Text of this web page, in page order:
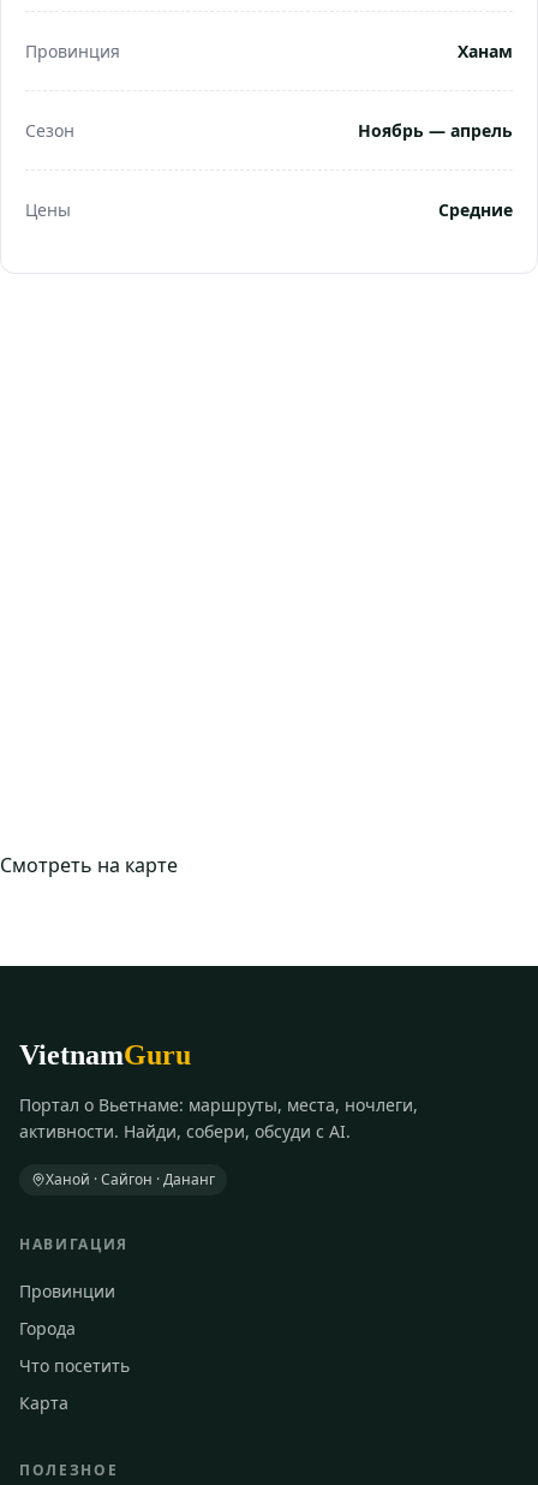
Провинция Ханам
Сезон Ноябрь — апрель
Цены Средние
Смотреть на карте
VietnamGuru
Портал о Вьетнаме: маршруты, места, ночлеги,
активности. Найди, собери, обсуди с AI.
Ханой · Сайгон · Дананг
НАВИГАЦИЯ
Провинции
Города
Что посетить
Карта
ПОЛЕЗНОЕ